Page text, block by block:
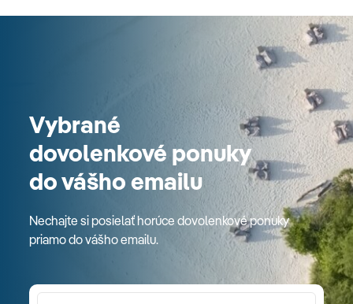
Vybrané
dovolenkové ponuky
do vášho emailu
Nechajte si posielať horúce dovolenkové ponuky
priamo do vášho emailu.